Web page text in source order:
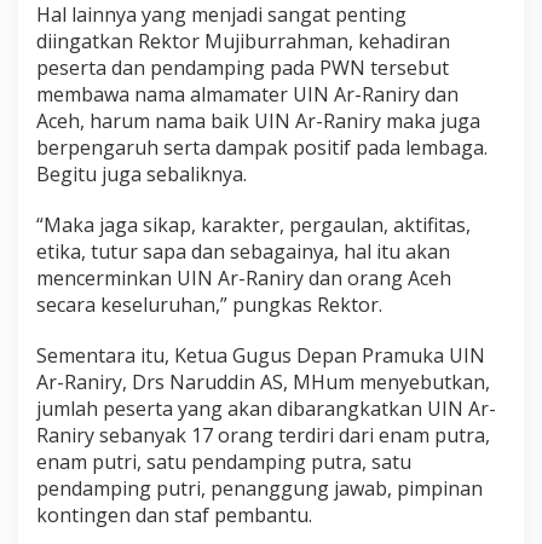
Hal lainnya yang menjadi sangat penting
diingatkan Rektor Mujiburrahman, kehadiran
peserta dan pendamping pada PWN tersebut
membawa nama almamater UIN Ar-Raniry dan
Aceh, harum nama baik UIN Ar-Raniry maka juga
berpengaruh serta dampak positif pada lembaga.
Begitu juga sebaliknya.
“Maka jaga sikap, karakter, pergaulan, aktifitas,
etika, tutur sapa dan sebagainya, hal itu akan
mencerminkan UIN Ar-Raniry dan orang Aceh
secara keseluruhan,” pungkas Rektor.
Sementara itu, Ketua Gugus Depan Pramuka UIN
Ar-Raniry, Drs Naruddin AS, MHum menyebutkan,
jumlah peserta yang akan dibarangkatkan UIN Ar-
Raniry sebanyak 17 orang terdiri dari enam putra,
enam putri, satu pendamping putra, satu
pendamping putri, penanggung jawab, pimpinan
kontingen dan staf pembantu.